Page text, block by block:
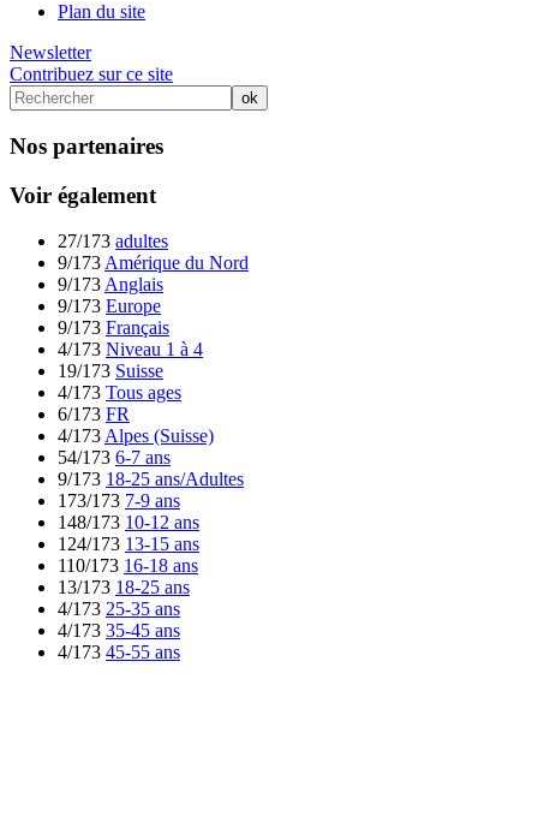
Plan du site
Newsletter
Contribuez sur ce site
Nos partenaires
Voir également
27/173 adultes
9/173 Amérique du Nord
9/173 Anglais
9/173 Europe
9/173 Français
4/173 Niveau 1 à 4
19/173 Suisse
4/173 Tous ages
6/173 FR
4/173 Alpes (Suisse)
54/173 6-7 ans
9/173 18-25 ans/Adultes
173/173 7-9 ans
148/173 10-12 ans
124/173 13-15 ans
110/173 16-18 ans
13/173 18-25 ans
4/173 25-35 ans
4/173 35-45 ans
4/173 45-55 ans